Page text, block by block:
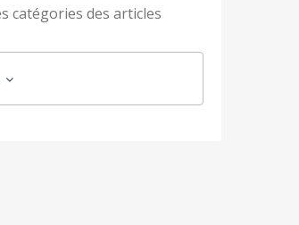
catégories des articles